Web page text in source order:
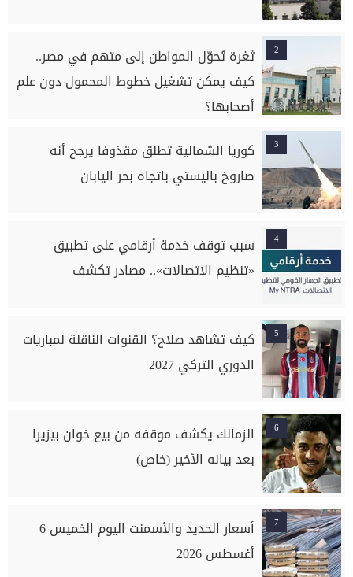
2
ثغرة تُحوّل المواطن إلى متهم في مصر..
كيف يمكن تشغيل خطوط المحمول دون علم
أصحابها؟
3
كوريا الشمالية تطلق مقذوفا يرجح أنه
صاروخ باليستي باتجاه بحر اليابان
4
سبب توقف خدمة أرقامي على تطبيق
«تنظيم الاتصالات».. مصادر تكشف
5
كيف تشاهد صلاح؟ القنوات الناقلة لمباريات
الدوري التركي 2027
6
الزمالك يكشف موقفه من بيع خوان بيزيرا
بعد بيانه الأخير (خاص)
7
أسعار الحديد والأسمنت اليوم الخميس 6
أغسطس 2026